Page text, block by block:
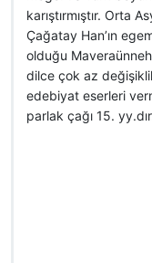
karıştırmıştır. Orta
Çağatay Han’ın
olduğu
dilce çok az
edebiyat eserleri
parlak çağı 15.